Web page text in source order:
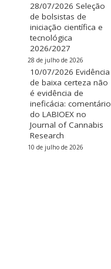
28/07/2026 Seleção
de bolsistas de
iniciação científica e
tecnológica
2026/2027
28 de julho de 2026
10/07/2026 Evidência
de baixa certeza não
é evidência de
ineficácia: comentário
do LABIOEX no
Journal of Cannabis
Research
10 de julho de 2026